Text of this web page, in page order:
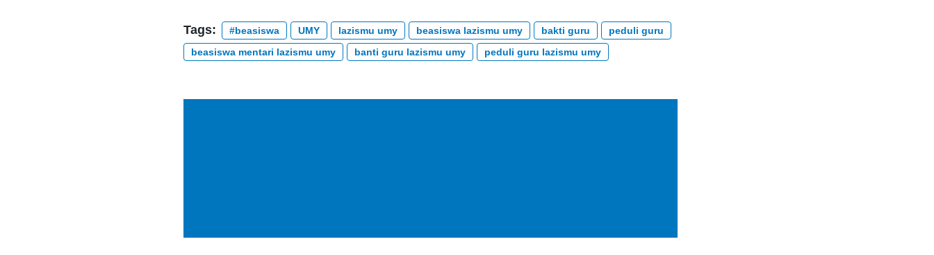
Tags: #beasiswa UMY lazismu umy beasiswa lazismu umy bakti guru
peduli guru
beasiswa mentari lazismu umy
banti guru lazismu umy peduli guru lazismu umy